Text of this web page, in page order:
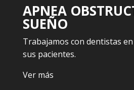
APNEA
SUEÑO
Trabajamos con dentistas
sus pacientes.
Ver más